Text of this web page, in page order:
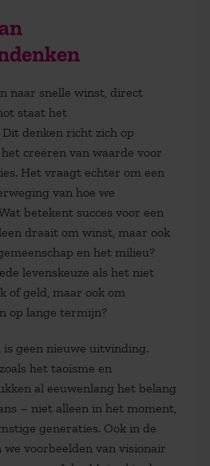
naar snelle winst, direct
staat het
denken richt zich op
creëren van waarde voor
Het vraagt echter om een
van hoe we
betekent succes voor een
draait om winst, maar ook
en het milieu?
levenskeuze als het niet
of geld, maar ook om
op lange termijn?
geen nieuwe uitvinding.
het taoïsme en
al eeuwenlang het belang
– niet alleen in het moment,
generaties. Ook in de
voorbeelden van visionair